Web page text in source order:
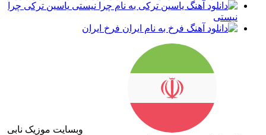
یاسین ترکی چرا
نیستی
فرخ ایران
وبسایت موزیک نابی